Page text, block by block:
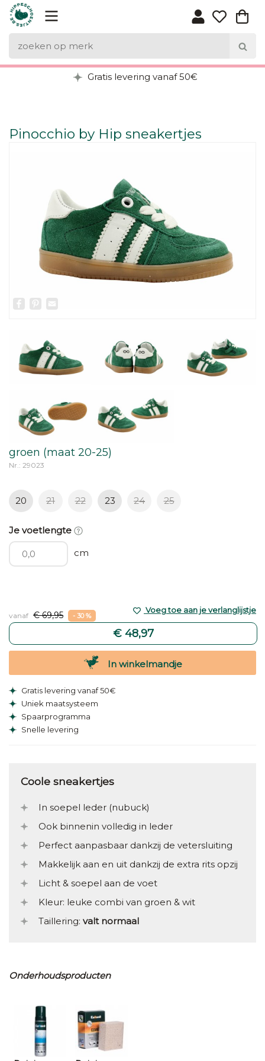
Gratis levering vanaf 50€
Pinocchio by Hip sneakertjes
Facebook
Pinterest
groen (maat 20-25)
Nr.: 29023
20 21 22 23 24 25
Je voetlengte
cm
vanaf € 69,95 - 30 %
€ 48,97
Voeg toe aan je verlanglijstje
In winkelmandje
Gratis levering vanaf 50€
Uniek maatsysteem
Spaarprogramma
Snelle levering
Coole sneakertjes
In soepel leder (nubuck)
Ook binnenin volledig in leder
Perfect aanpasbaar dankzij de vetersluiting
Makkelijk aan en uit dankzij de extra rits opzij
Licht & soepel aan de voet
Kleur: leuke combi van groen & wit
Taillering: valt normaal
Onderhoudsproducten